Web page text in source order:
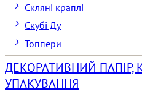
Скляні краплі
Скубі Ду
Топпери
ДЕКОРАТИВНИЙ ПАПІР,
УПАКУВАННЯ